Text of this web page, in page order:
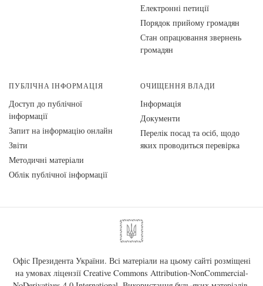
Електронні петиції
Порядок прийому громадян
Стан опрацювання звернень
громадян
ПУБЛІЧНА ІНФОРМАЦІЯ
Доступ до публічної
інформації
Запит на інформацію онлайн
Звіти
Методичні матеріали
Облік публічної інформації
ОЧИЩЕННЯ ВЛАДИ
Інформація
Документи
Перелік посад та осіб, щодо
яких проводиться перевірка
Офіс Президента України. Всі матеріали на цьому сайті розміщені
на умовах ліцензії Creative Commons Attribution-NonCommercial-